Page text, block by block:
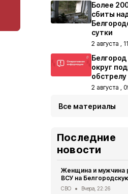
Более
сбиты
сутки
2 августа ,
округ
2 августа ,
Все материалы
Последние
новости
Женщина и мужчина
ВСУ на
СВО Вчера, 22:26